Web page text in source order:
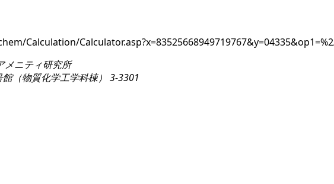
Calculation/
メニティ研究所
館（物質化学工学科棟） 3-3301